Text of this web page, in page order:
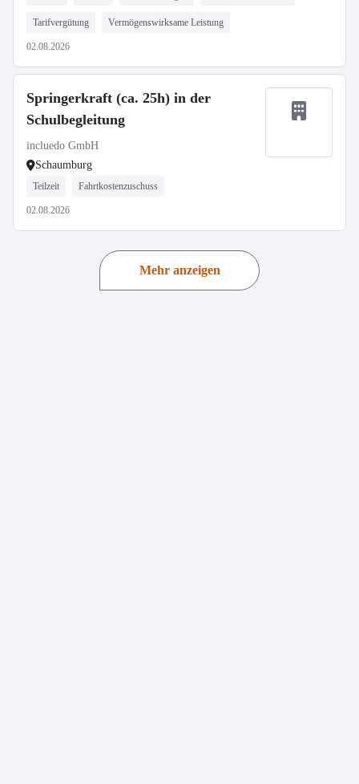
Tarifvergütung Vermögenswirksame Leistung
02.08.2026
Springerkraft (ca. 25h) in der
Schulbegleitung
incluedo GmbH
Schaumburg
Teilzeit Fahrtkostenzuschuss
02.08.2026
Mehr anzeigen